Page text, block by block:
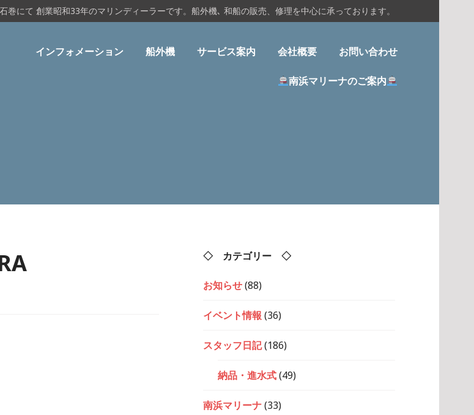
巻にて 創業昭和33年のマリンディーラーです。船外機､ 和船の販売、修理を中心に承っております。
インフォメーション 船外機 サービス案内 会社概要 お問い合わせ
南浜マリーナのご案内
◇ カテゴリー ◇
お知らせ(88)
イベント情報 (36)
スタッフ日記(186)
納品・進水式(49)
南浜マリーナ(33)